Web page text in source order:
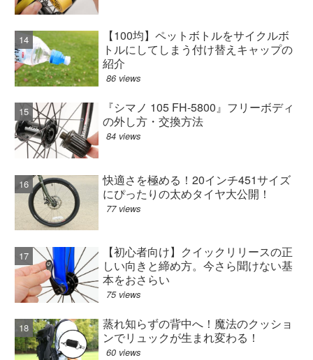
【100均】ペットボトルをサイクルボ
トルにしてしまう付け替えキャップの
紹介
86 views
『シマノ 105 FH-5800』フリーボディ
の外し方・交換方法
84 views
快適さを極める！20インチ451サイズ
にぴったりの太めタイヤ大公開！
77 views
【初心者向け】クイックリリースの正
しい向きと締め方。今さら聞けない基
本をおさらい
75 views
蒸れ知らずの背中へ！魔法のクッショ
ンでリュックが生まれ変わる！
60 views